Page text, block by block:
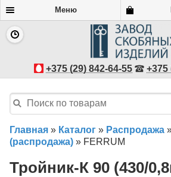
Меню
+375 (29) 842-64-55 +375
Главная » Каталог » Распродажа
(распродажа) » FERRUM
Тройник-К 90 (430/